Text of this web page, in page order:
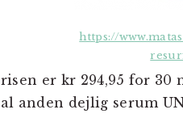
https://
risen er kr 294,95 for 30
al anden dejlig serum